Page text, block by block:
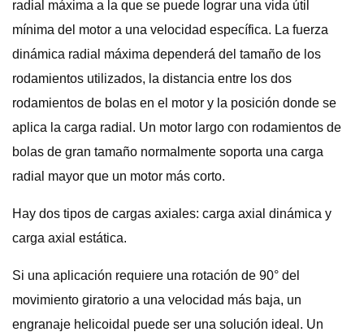
radial máxima a la que se puede lograr una vida útil
mínima del motor a una velocidad específica. La fuerza
dinámica radial máxima dependerá del tamaño de los
rodamientos utilizados, la distancia entre los dos
rodamientos de bolas en el motor y la posición donde se
aplica la carga radial. Un motor largo con rodamientos de
bolas de gran tamaño normalmente soporta una carga
radial mayor que un motor más corto.
Hay dos tipos de cargas axiales: carga axial dinámica y
carga axial estática.
Si una aplicación requiere una rotación de 90° del
movimiento giratorio a una velocidad más baja, un
engranaje helicoidal puede ser una solución ideal. Un